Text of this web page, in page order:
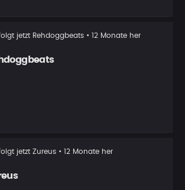
jetzt Rehdoggbeats • 12 Monate her
jetzt Zureus • 12 Monate her